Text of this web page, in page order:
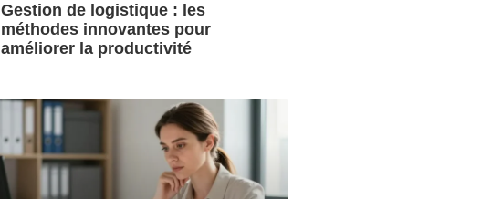
Gestion de logistique : les
méthodes innovantes pour
améliorer la productivité